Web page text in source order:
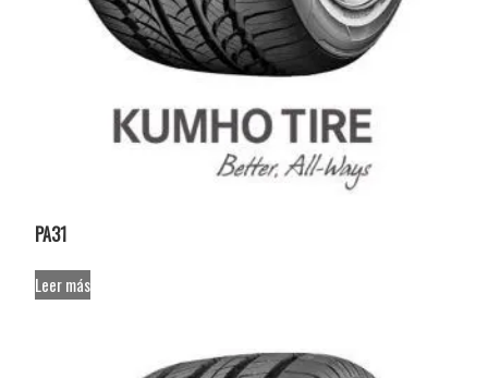
PA31
Leer más